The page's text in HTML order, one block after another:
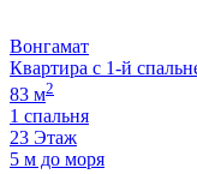
Вонгамат
Квартира с 1-й
83 м2
1 спальня
23 Этаж
5 м до моря